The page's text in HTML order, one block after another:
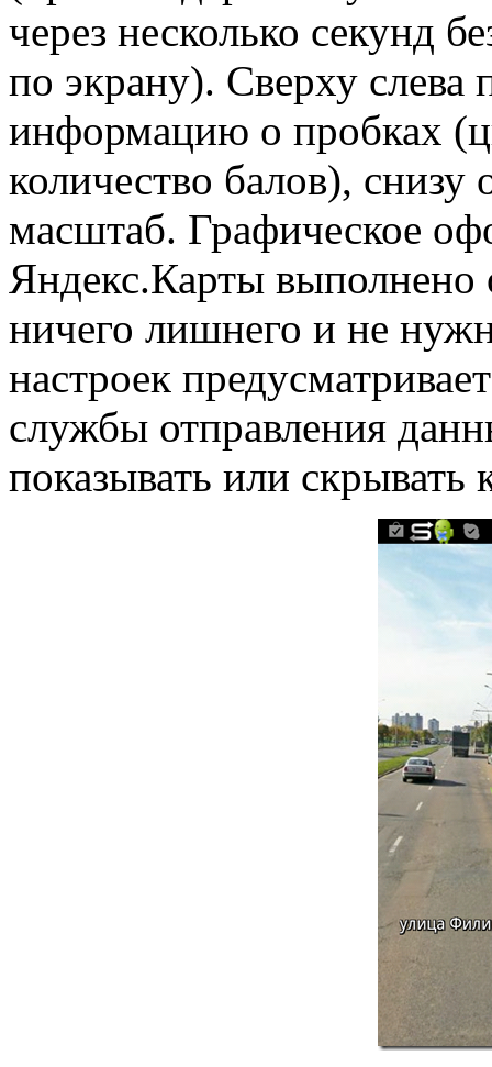
через несколько секунд
по экрану). Сверху
информацию о пробках
количество балов), снизу
масштаб. Графическое
Яндекс.Карты выполнено
ничего лишнего и не
настроек
службы отправления
показывать или скрывать